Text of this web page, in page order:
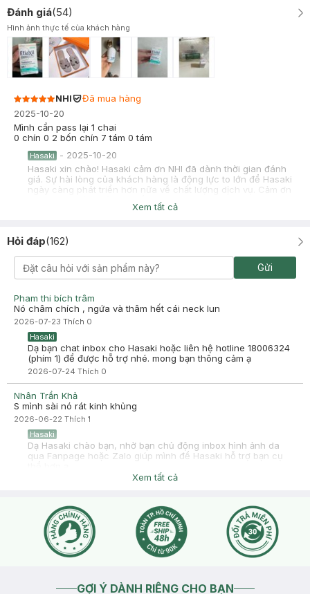
Đánh giá(54)
Hình ảnh thực tế của khách hàng
NHI
Đã mua hàng
2025-10-20
Mình cần pass lại 1 chai
0 chín 0 2 bốn chín 7 tám 0 tám
Hasaki - 2025-10-20
Hasaki xin chào! Hasaki cảm ơn NHI đã dành thời gian đánh
giá. Sự hài lòng của khách hàng là động lực to lớn để Hasaki
ngày càng phát triển hơn nữa về chất lượng dịch vụ. Cảm ơn
bạn đã tin tưởng và mua sắm tại Hasaki!
2025-10-11
Hasaki -2025-10-11
Hasaki xin chào! Hasaki cảm ơn Tra Pham đã dành thời gian
đánh giá. Sự hài lòng của khách hàng là động lực to lớn để
Hasaki ngày càng phát triển hơn nữa về chất lượng dịch vụ.
Cảm ơn bạn đã tin tưởng và mua sắm tại Hasaki!
Xem tất cả
Hỏi đáp(162)
Gửi
Pham thi bích trâm
Nó châm chích , ngứa và thâm hết cái neck lun
2026-07-23 Thích 0
Hasaki
Dạ bạn chat inbox cho Hasaki hoặc liên hệ hotline 18006324
(phím 1) để được hỗ trợ nhé. mong bạn thông cảm ạ
2026-07-24 Thích 0
Nhân Trần Khả
S mình sài nó rát kinh khủng
2026-06-22 Thích 1
Hasaki
Dạ Hasaki chào bạn, nhờ bạn chủ động inbox hình ảnh da
qua Fanpage hoặc Zalo giúp mình để Hasaki hỗ trợ bạn cụ
Mình cũng bị vậy , giảm mồ hôi thì có . Mà rát , ngứa , thâm
đỏ vùng nách lun
2026-07-23Thích
Xem tất cả
GỢI Ý DÀNH RIÊNG CHO BẠN